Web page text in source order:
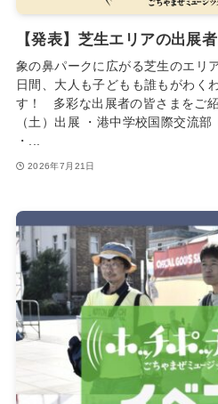
ホーム
ホッチポ
最新情報
【発表】芝生エリアの出展
象の鼻パークに広がる芝生のエリ
日間、大人も子どもも誰もがわく
す！ 多彩な出展者の皆さまをご
（土）出展 ・港中学校国際交流部
・...
2026年7月21日